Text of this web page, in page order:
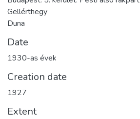
Gellérthegy
Duna
Date
1930-as évek
Creation date
1927
Extent